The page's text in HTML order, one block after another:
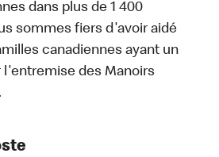
dans plus de 1 400
sommes fiers d'avoir aidé
canadiennes ayant un
l'entremise des Manoirs